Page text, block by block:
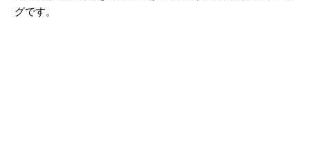
グです。